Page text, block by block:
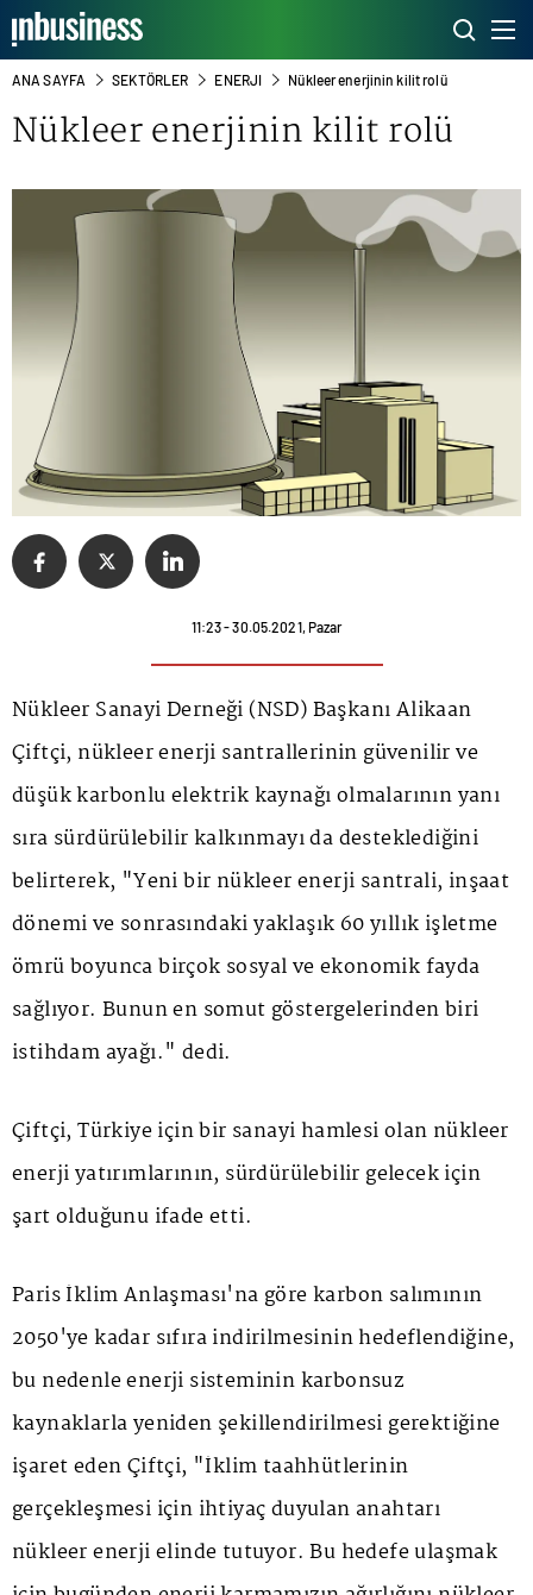
ANA SAYFA SEKTÖRLER ENERJI Nükleer enerjinin kilit rolü
Nükleer enerjinin kilit rolü
11:23 - 30.05.2021, Pazar
Nükleer Sanayi Derneği (NSD) Başkanı Alikaan
Çiftçi, nükleer enerji santrallerinin güvenilir ve
düşük karbonlu elektrik kaynağı olmalarının yanı
sıra sürdürülebilir kalkınmayı da desteklediğini
belirterek, "Yeni bir nükleer enerji santrali, inşaat
dönemi ve sonrasındaki yaklaşık 60 yıllık işletme
ömrü boyunca birçok sosyal ve ekonomik fayda
sağlıyor. Bunun en somut göstergelerinden biri
istihdam ayağı." dedi.
Çiftçi, Türkiye için bir sanayi hamlesi olan nükleer
enerji yatırımlarının, sürdürülebilir gelecek için
şart olduğunu ifade etti.
Paris İklim Anlaşması'na göre karbon salımının
2050'ye kadar sıfıra indirilmesinin hedeflendiğine,
bu nedenle enerji sisteminin karbonsuz
kaynaklarla yeniden şekillendirilmesi gerektiğine
işaret eden Çiftçi, "İklim taahhütlerinin
gerçekleşmesi için ihtiyaç duyulan anahtarı
nükleer enerji elinde tutuyor. Bu hedefe ulaşmak